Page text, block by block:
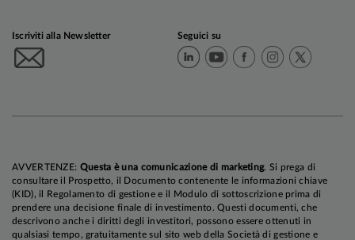
Iscriviti alla Newsletter Seguici su
AVVERTENZE: Questa è una comunicazione di marketing. Si prega di
consultare il Prospetto, il Documento contenente le informazioni chiave
(KID), il Regolamento di gestione e il Modulo di sottoscrizione prima di
prendere una decisione finale di investimento. Questi documenti, che
descrivono anche i diritti degli investitori, possono essere ottenuti in
qualsiasi tempo, gratuitamente sul sito web della Società di gestione e